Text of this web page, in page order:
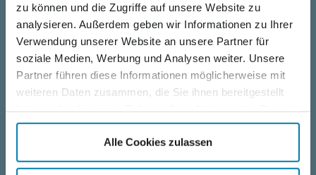
zu können und die Zugriffe auf unsere Website zu
analysieren. Außerdem geben wir Informationen zu Ihrer
Verwendung unserer Website an unsere Partner für
soziale Medien, Werbung und Analysen weiter. Unsere
Partner führen diese Informationen möglicherweise mit
weiteren Daten zusammen, die Sie ihnen bereitgestellt
gesammelt haben.
Alle Cookies zulassen
NORDKURIER MEDIENGRUPPE AS
EMPLOYER
Jobs for booklovers
If you love books and have new ideas how to pass on this
passion, "mecklenbook" is the right place for you. Our
team develops product designs as well as sales- and
expect exciting tasks, freedom to create your own
designs, short decision making processes and a collegial